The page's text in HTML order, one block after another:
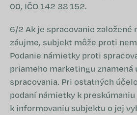
00, IČO 142 38 152.
6/2 Ak je spracovanie založené
záujme, subjekt môže proti
Podanie námietky proti
priameho marketingu
spracovania. Pri ostatných
podaní námietky k
k informovaniu subjektu o jej